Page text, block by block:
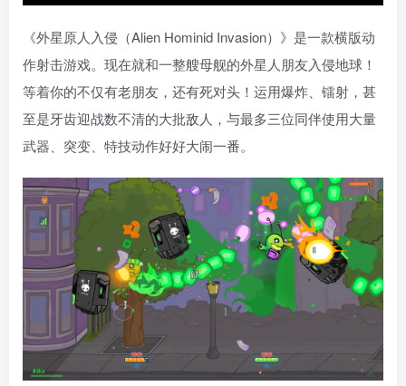
《外星原人入侵（Alien Hominid Invasion）》是一款横版动
作射击游戏。现在就和一整艘母舰的外星人朋友入侵地球！
等着你的不仅有老朋友，还有死对头！运用爆炸、镭射，甚
至是牙齿迎战数不清的大批敌人，与最多三位同伴使用大量
武器、突变、特技动作好好大闹一番。